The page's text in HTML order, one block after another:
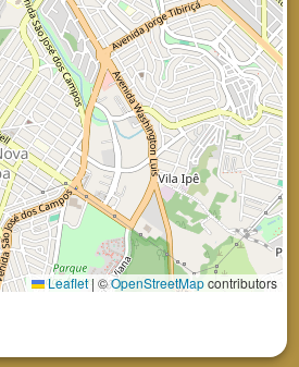
Leaflet|©OpenStreetMapcontributors